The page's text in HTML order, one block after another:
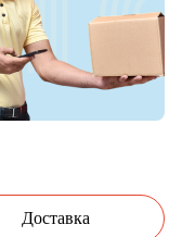
Доставка